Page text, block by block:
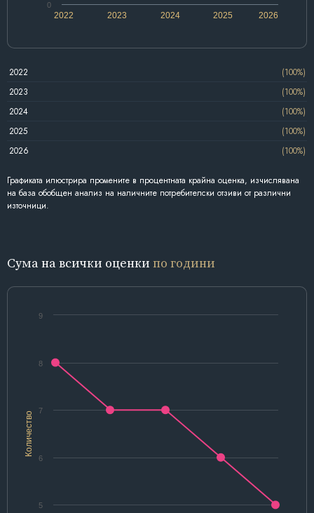
2022 2024 2026
2023 2025
0
2022
(100%)
2023
(100%)
2024
(100%)
2025
(100%)
2026
(100%)
Графиката илюстрира промените в процентната крайна оценка, изчислявана
на база обобщен анализ на наличните потребителски отзиви от различни
източници.
Сума на всички оценки по години
Количество
5
6
7
8
9